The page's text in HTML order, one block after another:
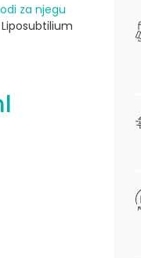
za njegu
Liposubtilium